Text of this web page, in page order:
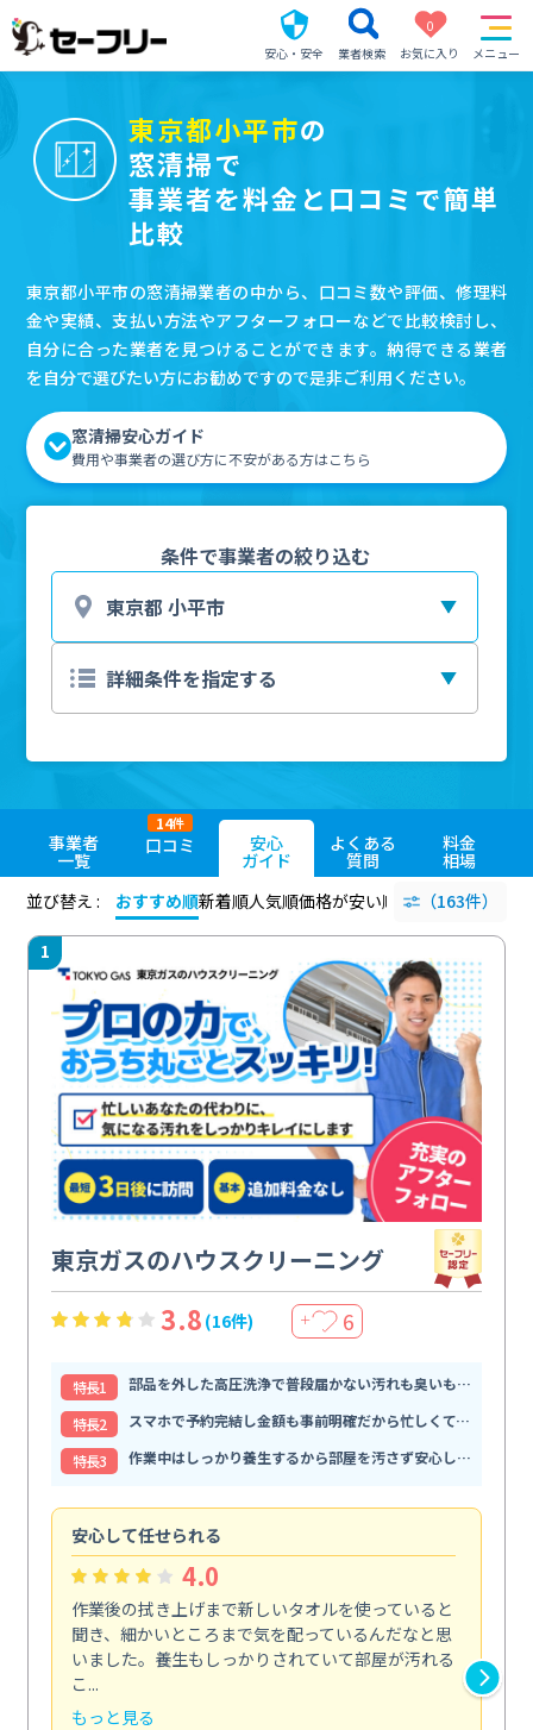
安心・安全 業者検索
0
お気に入り
メニュー
東京都小平市の
窓清掃で
事業者を料金と口コミで簡単
比較
東京都小平市の窓清掃業者の中から、口コミ数や評価、修理料
金や実績、支払い方法やアフターフォローなどで比較検討し、
自分に合った業者を見つけることができます。納得できる業者
を自分で選びたい方にお勧めですので是非ご利用ください。
窓清掃安心ガイド
費用や事業者の選び方に不安がある方はこちら
条件で事業者の絞り込む
事業者
一覧
口コミ
14件
安心
ガイド
よくある
質問
料金
相場
並び替え :
おすすめ順新着順人気順価格が安い順 評価が高い順
（163件）
1
東京ガスのハウスクリーニング
3.8 (16件) ＋ 6
特⻑1
部品を外した高圧洗浄で普段届かない汚れも臭いもすっきり解消
特⻑2
スマホで予約完結し金額も事前明確だから忙しくても頼みやすい
特⻑3
作業中はしっかり養生するから部屋を汚さず安心して任せられる
安心して任せられる
4.0
作業後の拭き上げまで新しいタオルを使っていると
聞き、細かいところまで気を配っているんだなと思
いました。養生もしっかりされていて部屋が汚れる
こ...
もっと見る